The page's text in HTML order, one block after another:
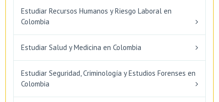
Estudiar Recursos Humanos y Riesgo Laboral en
Colombia
Estudiar Salud y Medicina en Colombia
Estudiar Seguridad, Criminología y Estudios Forenses en
Colombia